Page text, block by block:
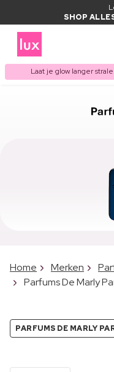
SHOP
Laat je glow langer
Home Merken
Parfums De Marly
PARFUMS DE MARLY